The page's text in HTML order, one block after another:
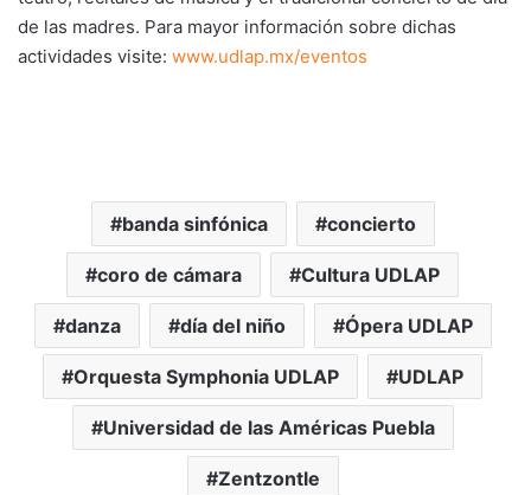
de las madres. Para mayor información sobre dichas
actividades visite: www.udlap.mx/eventos
banda sinfónica concierto
coro de cámara Cultura UDLAP
danza día del niño Ópera UDLAP
Orquesta Symphonia UDLAP UDLAP
Universidad de las Américas Puebla
Zentzontle